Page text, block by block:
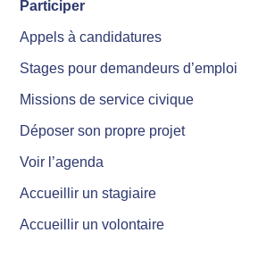
Participer
Appels à candidatures
Stages pour demandeurs d’emploi
Missions de service civique
Déposer son propre projet
Voir l’agenda
Accueillir un stagiaire
Accueillir un volontaire